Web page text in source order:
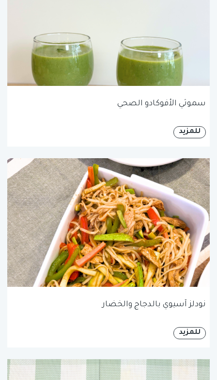
سموثي الأفوكادو الصحي
للمزيد
نودلز آسيوي بالدجاج والخضار
للمزيد